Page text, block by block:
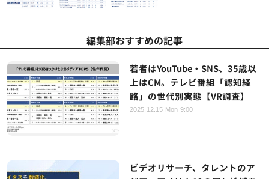
編集部おすすめの記事
若者はYouTube・SNS、35歳以
上はCM。テレビ番組「認知経
路」の世代別実態【VR調査】
2025.12.15 Mon 9:00
ビデオリサーチ、タレントのア